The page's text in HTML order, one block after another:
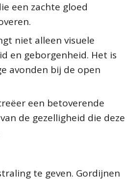
een zachte gloed
niet alleen visuele
en geborgenheid. Het is
avonden bij de open
een betoverende
de gezelligheid die deze
te geven. Gordijnen